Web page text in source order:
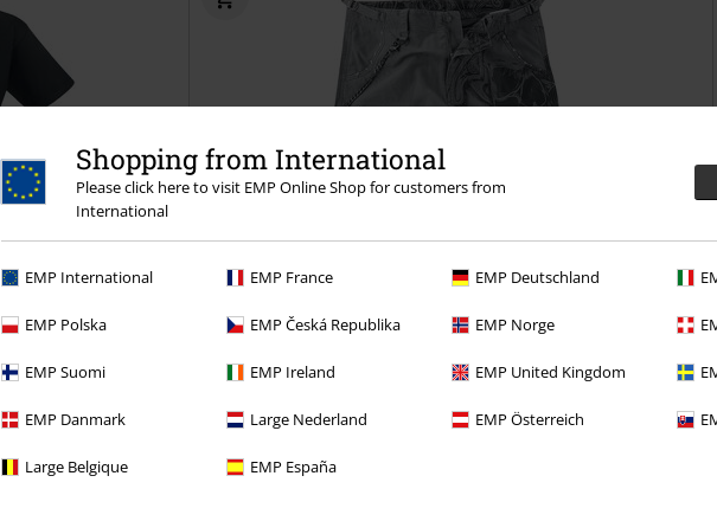
Shopping from International
Please click here to visit EMP Online Shop for customers from
International
EMP International EMP France EMP Deutschland
EMP Polska EMP Česká Republika EMP Norge
EMP Suomi EMP Ireland EMP United Kingdom
EMP Danmark Large Nederland EMP Österreich
Large Belgique EMP España
Tričko Amon Amarth Amon Amarth Kraťasy